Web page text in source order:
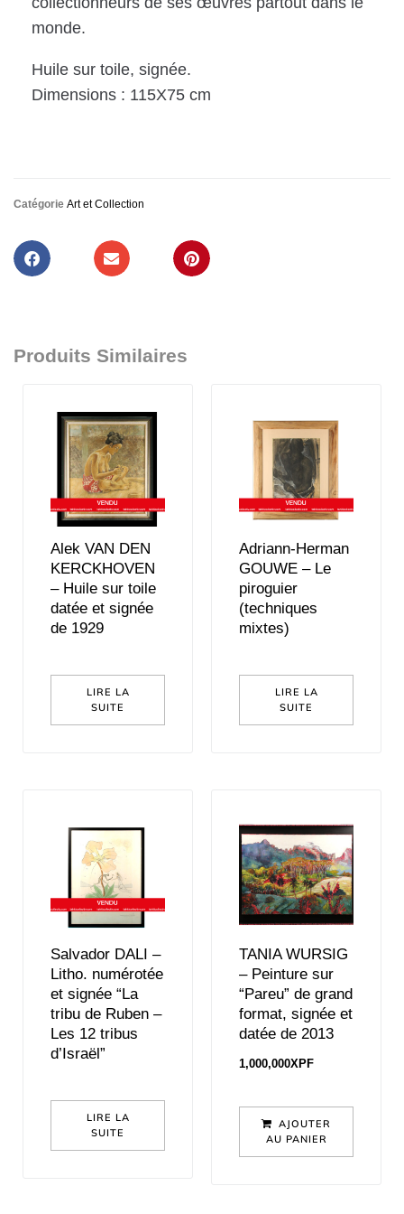
monde.
Huile sur toile, signée.
Dimensions : 115X75 cm
Catégorie Art et Collection
Produits Similaires
Alek VAN DEN
KERCKHOVEN
– Huile sur toile
datée et signée
de 1929
LIRE LA
SUITE
Adriann-Herman
GOUWE – Le
piroguier
(techniques
mixtes)
LIRE LA
SUITE
Salvador DALI –
Litho. numérotée
et signée “La
tribu de Ruben –
Les 12 tribus
d’Israël”
LIRE LA
SUITE
TANIA WURSIG
– Peinture sur
“Pareu” de grand
format, signée et
datée de 2013
1,000,000XPF
AJOUTER
AU PANIER